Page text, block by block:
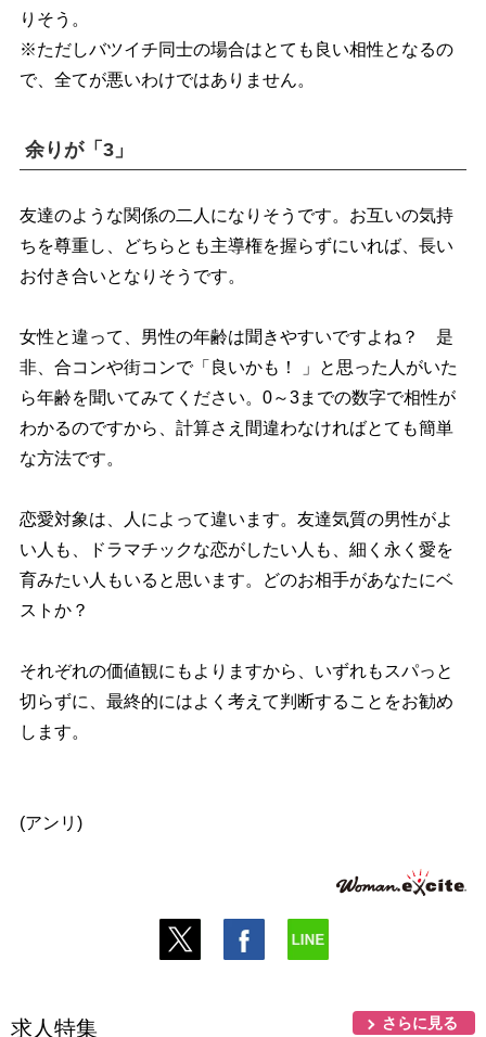
りそう。
※ただしバツイチ同士の場合はとても良い相性となるの
で、全てが悪いわけではありません。
余りが「3」
友達のような関係の二人になりそうです。お互いの気持
ちを尊重し、どちらとも主導権を握らずにいれば、長い
お付き合いとなりそうです。
女性と違って、男性の年齢は聞きやすいですよね？ 是
非、合コンや街コンで「良いかも！ 」と思った人がいた
ら年齢を聞いてみてください。0～3までの数字で相性が
わかるのですから、計算さえ間違わなければとても簡単
な方法です。
恋愛対象は、人によって違います。友達気質の男性がよ
い人も、ドラマチックな恋がしたい人も、細く永く愛を
育みたい人もいると思います。どのお相手があなたにベ
ストか？
それぞれの価値観にもよりますから、いずれもスパっと
切らずに、最終的にはよく考えて判断することをお勧め
します。
(アンリ)
求人特集 さらに見る